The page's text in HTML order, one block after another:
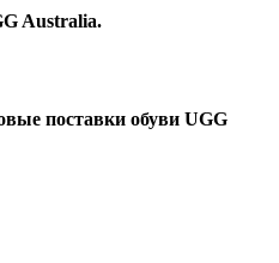
Australia.
поставки обуви UGG